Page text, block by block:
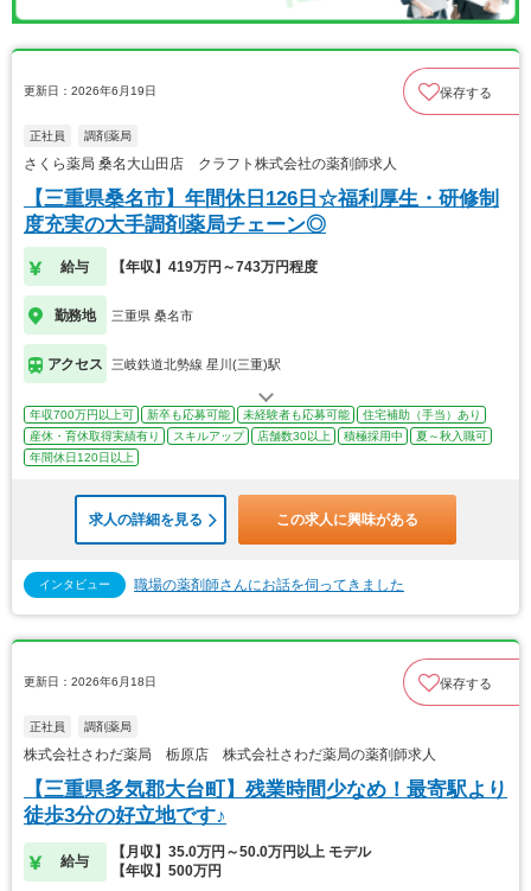
更新日：2026年6月19日 保存する
正社員 調剤薬局
さくら薬局 桑名大山田店 クラフト株式会社の薬剤師求人
【三重県桑名市】年間休日126日☆福利厚生・研修制
度充実の大手調剤薬局チェーン◎
給与 【年収】419万円～743万円程度
勤務地 三重県 桑名市
アクセス 三岐鉄道北勢線 星川(三重)駅
年収700万円以上可 新卒も応募可能 未経験者も応募可能
住宅補助（手当）あり
産休・育休取得実績有り
スキルアップ 店舗数30以上 積極採用中
夏～秋入職可
年間休日120日以上
求人の詳細を見る この求人に興味がある
インタビュー 職場の薬剤師さんにお話を伺ってきました
更新日：2026年6月18日 保存する
正社員 調剤薬局
株式会社さわだ薬局 栃原店 株式会社さわだ薬局の薬剤師求人
【三重県多気郡大台町】残業時間少なめ！最寄駅より
徒歩3分の好立地です♪
給与
【月収】35.0万円～50.0万円以上 モデル
【年収】500万円